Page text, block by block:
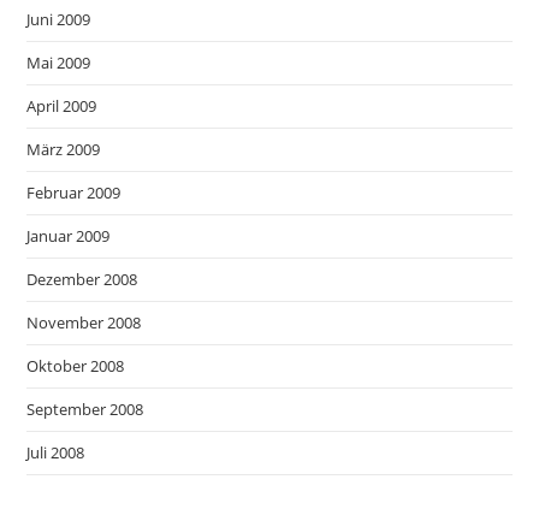
Juni 2009
Mai 2009
April 2009
März 2009
Februar 2009
Januar 2009
Dezember 2008
November 2008
Oktober 2008
September 2008
Juli 2008